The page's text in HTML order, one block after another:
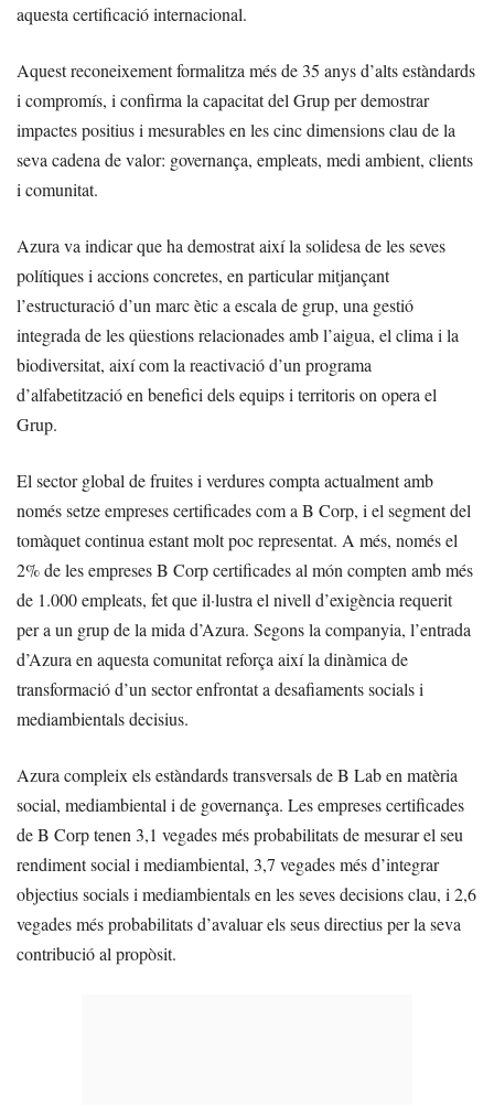
aquesta certificació internacional.
Aquest reconeixement formalitza més de 35 anys d’alts estàndards
i compromís, i confirma la capacitat del Grup per demostrar
impactes positius i mesurables en les cinc dimensions clau de la
seva cadena de valor: governança, empleats, medi ambient, clients
i comunitat.
Azura va indicar que ha demostrat així la solidesa de les seves
polítiques i accions concretes, en particular mitjançant
l’estructuració d’un marc ètic a escala de grup, una gestió
integrada de les qüestions relacionades amb l’aigua, el clima i la
biodiversitat, així com la reactivació d’un programa
d’alfabetització en benefici dels equips i territoris on opera el
Grup.
El sector global de fruites i verdures compta actualment amb
només setze empreses certificades com a B Corp, i el segment del
tomàquet continua estant molt poc representat. A més, només el
2% de les empreses B Corp certificades al món compten amb més
de 1.000 empleats, fet que il·lustra el nivell d’exigència requerit
per a un grup de la mida d’Azura. Segons la companyia, l’entrada
d’Azura en aquesta comunitat reforça així la dinàmica de
transformació d’un sector enfrontat a desafiaments socials i
mediambientals decisius.
Azura compleix els estàndards transversals de B Lab en matèria
social, mediambiental i de governança. Les empreses certificades
de B Corp tenen 3,1 vegades més probabilitats de mesurar el seu
rendiment social i mediambiental, 3,7 vegades més d’integrar
objectius socials i mediambientals en les seves decisions clau, i 2,6
vegades més probabilitats d’avaluar els seus directius per la seva
contribució al propòsit.